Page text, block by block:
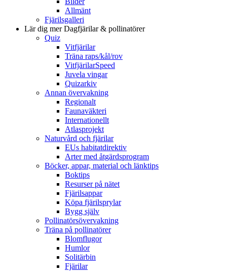
Allmänt
Fjärilsgalleri
Lär dig merDagfjärilar & pollinatörer
Quiz
Vitfjärilar
Träna raps/kål/rov
VitfjärilarSpeed
Juvela vingar
Quizarkiv
Annan övervakning
Regionalt
Faunaväkteri
Internationellt
Atlasprojekt
Naturvård och fjärilar
EUs habitatdirektiv
Arter med åtgärdsprogram
Böcker, appar, material och länktips
Boktips
Resurser på nätet
Fjärilsappar
Köpa fjärilsprylar
Bygg själv
Pollinatörsövervakning
Träna på pollinatörer
Blomflugor
Humlor
Solitärbin
Fjärilar